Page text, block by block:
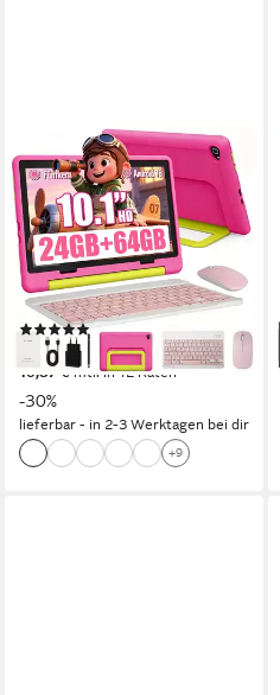
Android 16 10-Zoll, 24(3+21)
GB RAM + 64 GB ROM (TF
Expand 1TB) Kinder Tablet
10 Zoll Bildschirmdiagonale
64 GB Speichergröße
1280*800 px Bildschirmauflösung
(54)
119,00 € UVP169,00 €
10,87 €mtl. in 12 Raten
-30%
lieferbar - in 2-3 Werktagen bei dir
+9